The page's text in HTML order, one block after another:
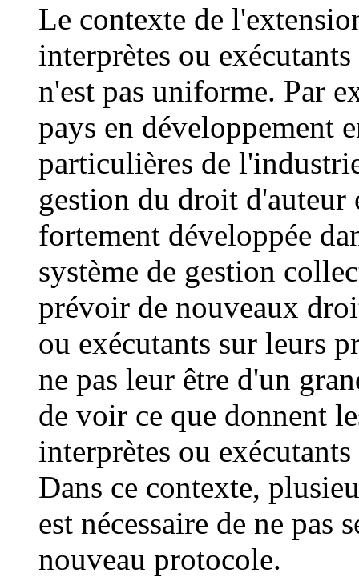
Le contexte de
interprètes ou
n'est pas uniforme. Par
pays en développement
particulières de
gestion du droit d'auteur
fortement développée
système de gestion
prévoir de nouveaux
ou exécutants sur leurs
ne pas leur être d'un
de voir ce que donnent
interprètes ou
Dans ce contexte,
est nécessaire de ne pas
nouveau protocole.